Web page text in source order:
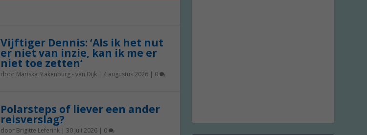
Vijftiger Dennis: ‘Als ik het nut
er niet van inzie, kan ik me er
niet toe zetten’
door Mariska Stakenburg - van Dijk| 4 augustus 2026| 0
Polarsteps of liever een ander
reisverslag?
door Brigitte Leferink| 30 juli 2026| 0